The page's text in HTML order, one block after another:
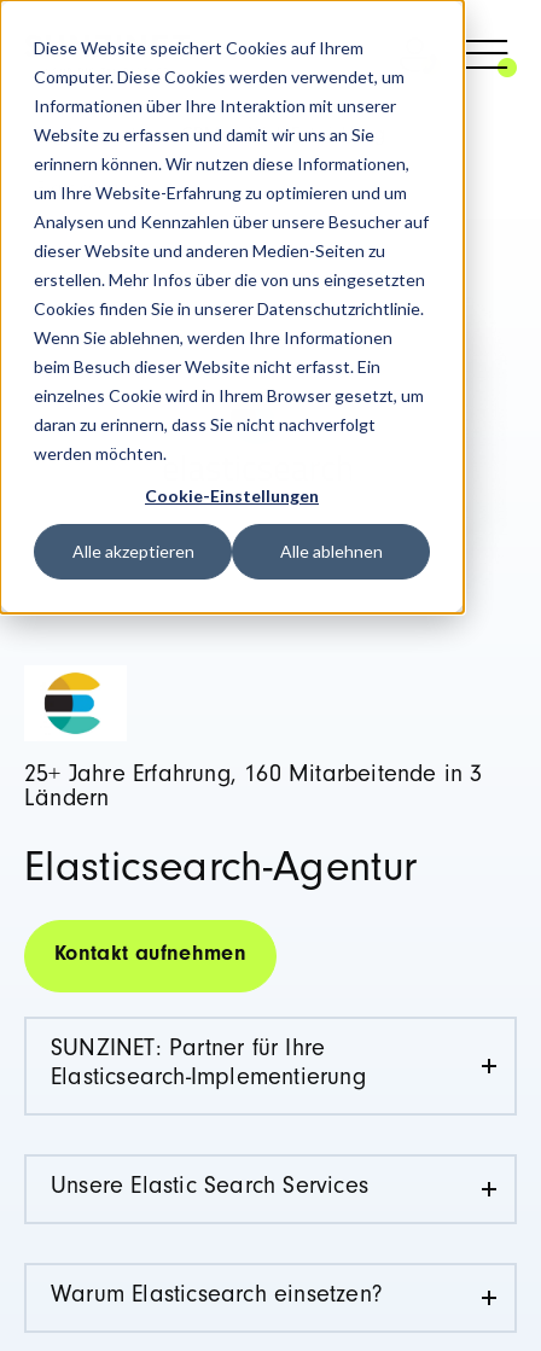
Diese Website speichert Cookies auf Ihrem
Computer. Diese Cookies werden verwendet, um
Informationen über Ihre Interaktion mit unserer
Website zu erfassen und damit wir uns an Sie
erinnern können. Wir nutzen diese Informationen,
um Ihre Website-Erfahrung zu optimieren und um
Analysen und Kennzahlen über unsere Besucher auf
dieser Website und anderen Medien-Seiten zu
erstellen. Mehr Infos über die von uns eingesetzten
Cookies finden Sie in unserer Datenschutzrichtlinie.
Wenn Sie ablehnen, werden Ihre Informationen
beim Besuch dieser Website nicht erfasst. Ein
einzelnes Cookie wird in Ihrem Browser gesetzt, um
daran zu erinnern, dass Sie nicht nachverfolgt
werden möchten.
Cookie-Einstellungen
Alle akzeptieren Alle ablehnen
Digitalagentur CRM Web-Entwicklung
Elasticsearch
25+ Jahre Erfahrung, 160 Mitarbeitende in 3
Ländern
Elasticsearch-Agentur
Kontakt aufnehmen
SUNZINET: Partner für Ihre
Elasticsearch-Implementierung
Unsere Elastic Search Services
Warum Elasticsearch einsetzen?